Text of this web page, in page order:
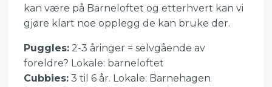
kan være på Barneloftet og etterhvert kan vi
gjøre klart noe opplegg de kan bruke der.
Puggles: 2-3 åringer = selvgående av
foreldre? Lokale: barneloftet
Cubbies: 3 til 6 år. Lokale: Barnehagen